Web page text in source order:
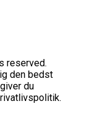
reserved.
den bedst
du